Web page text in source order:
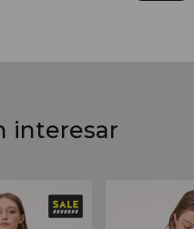
interesar